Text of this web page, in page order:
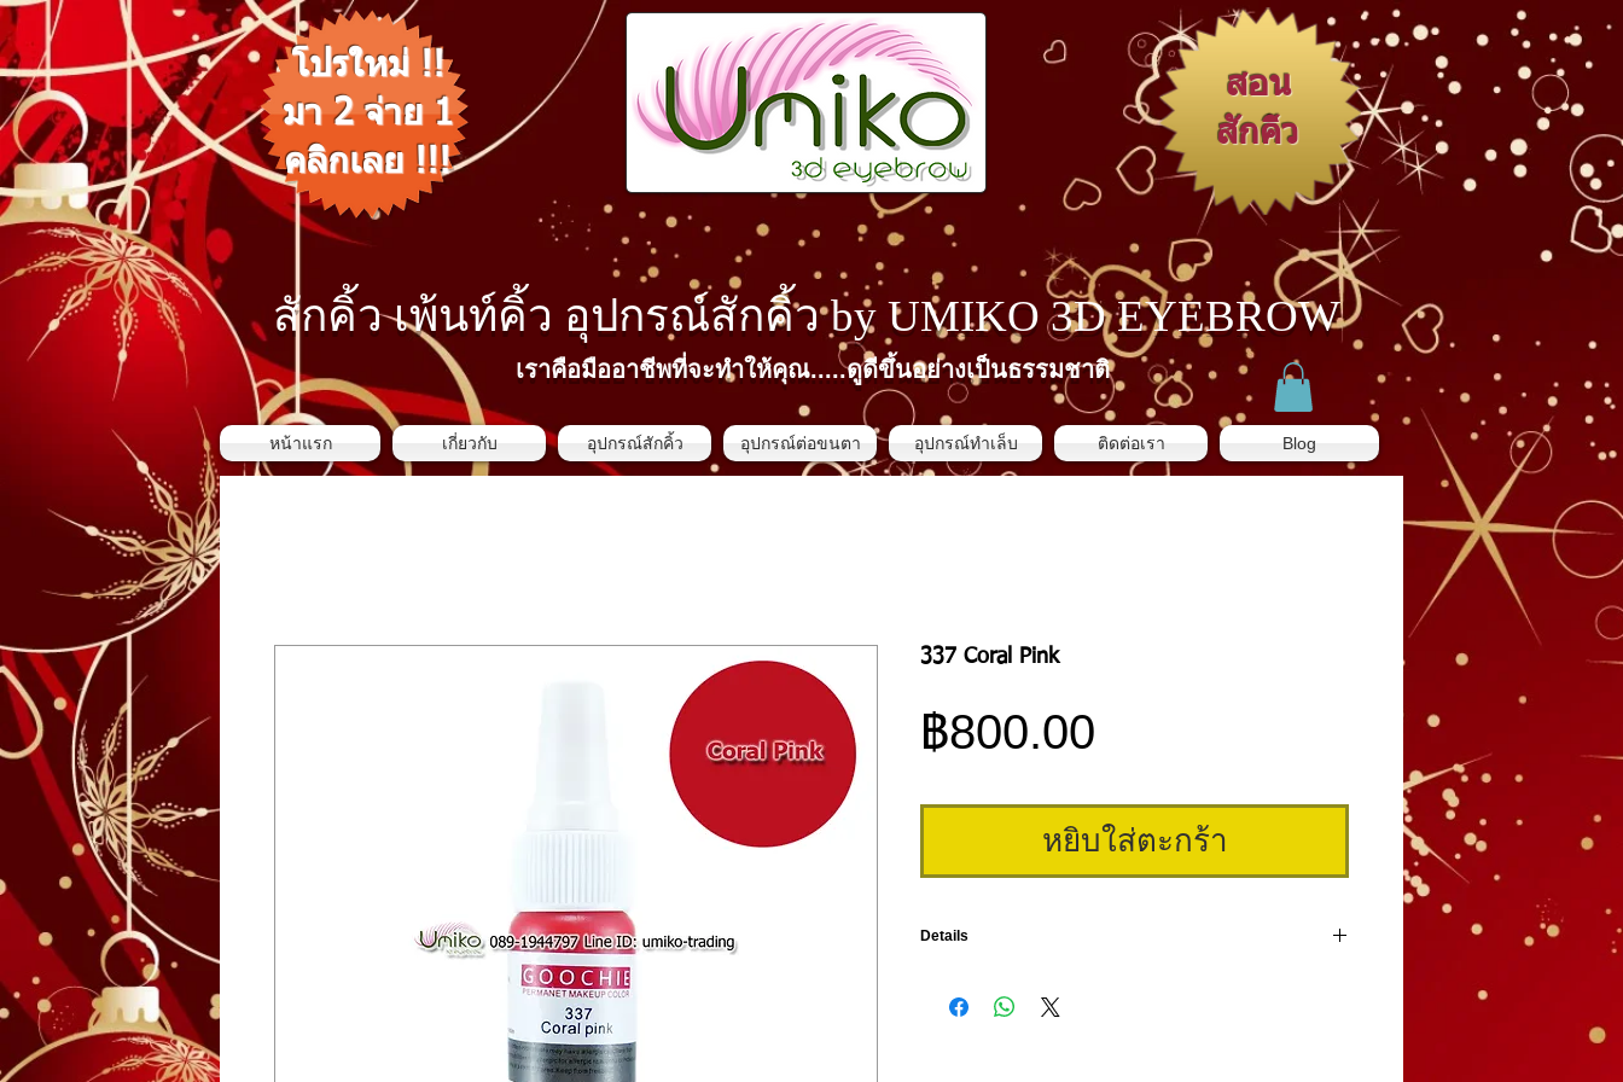
สักคิ้ว เพ้นท์คิ้ว​ อุปกรณ์สักคิ้ว by UMIKO 3D EYEBROW
เราคือมืออาชีพที่จะทำให้คุณ.....ดูดีขึ้นอย่างเป็นธรรมชาติ
สอน
สักคิ้ว
โปรใหม่ !!
มา 2 จ่าย 1
คลิกเลย !!!
หน้าแรก เกี่ยวกับ อุปกรณ์สักคิ้ว อุปกรณ์ต่อขนตา อุปกรณ์ทำเล็บ ติดต่อเรา Blog
337 Coral Pink
฿800.00
หยิบใส่ตะกร้า
Details
ผ่านการรับรอง Derma Test ในระดับ "Very Good" จากประเทศ
เยอรมันนี เป็นสีที่สักติดง่ายมาก สีเงาสวยเป็นธรรมชาติและคงทนกว่าสี